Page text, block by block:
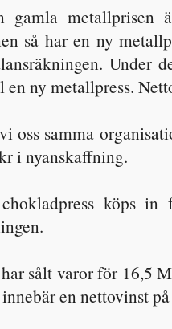
metallprisen
så har en ny
Under
en ny metallpress.
oss samma
i nyanskaffning.
köps
sålt varor för 16,5
en nettovinst